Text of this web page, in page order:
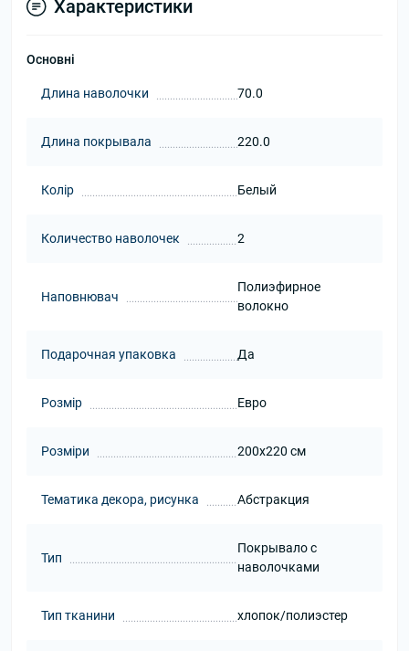
Характеристики
Основні
Длина наволочки 70.0
Длина покрывала 220.0
Колір Белый
Количество наволочек 2
Наповнювач
Полиэфирное
волокно
Подарочная упаковка Да
Розмір Евро
Розміри 200x220 см
Тематика декора, рисунка Абстракция
Тип
Покрывало с
наволочками
Тип тканини хлопок/полиэстер